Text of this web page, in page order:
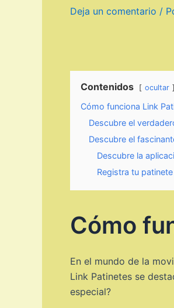
Deja un comentario /
Contenidos ocultar
Cómo funciona Link
Descubre el
Descubre el
Descubre la
Registra tu
Cómo
En el mundo de la
Link Patinetes se
especial?